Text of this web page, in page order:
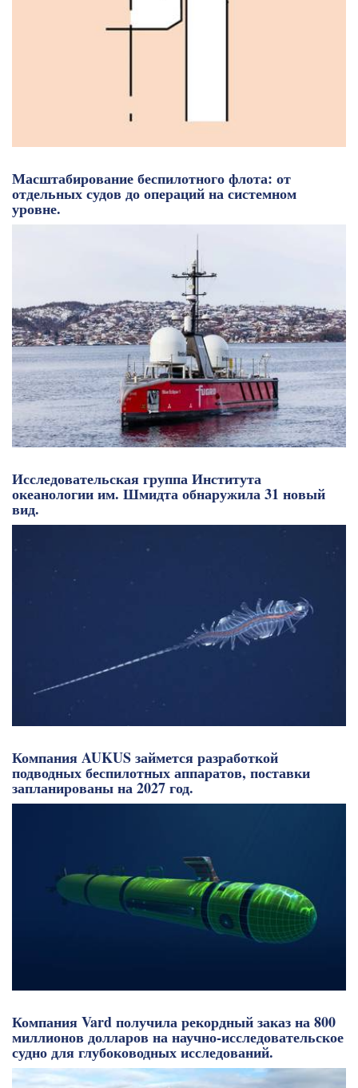
Масштабирование беспилотного флота: от
отдельных судов до операций на системном
уровне.
Исследовательская группа Института
океанологии им. Шмидта обнаружила 31 новый
вид.
Компания AUKUS займется разработкой
подводных беспилотных аппаратов, поставки
запланированы на 2027 год.
Компания Vard получила рекордный заказ на 800
миллионов долларов на научно-исследовательское
судно для глубоководных исследований.